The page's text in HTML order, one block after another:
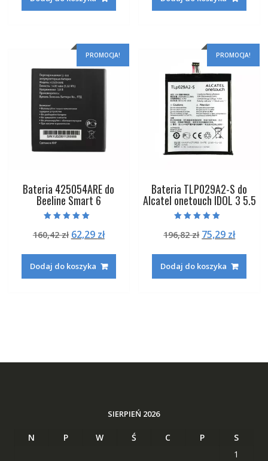
194,02 zł.74,29 zł. 188,42 zł.72,29
PROMOCJA!
Bateria 425054ARE do
Beeline Smart 6
5.00
na 5
160,42zł Pierwotna
wynosiła:
160,42 zł.
62,29 złAktualna
62,29 zł.
Dodaj do koszyka
PROMOCJA!
Bateria TLP029A2-S do
Alcatel onetouch IDOL 3 5.5
5.00
na 5
196,82zł Pierwotna
wynosiła:
196,82 zł.
75,29 zł
75,29
Dodaj do koszyka
SIERPIEŃ 2026
N P W Ś C P
S
1